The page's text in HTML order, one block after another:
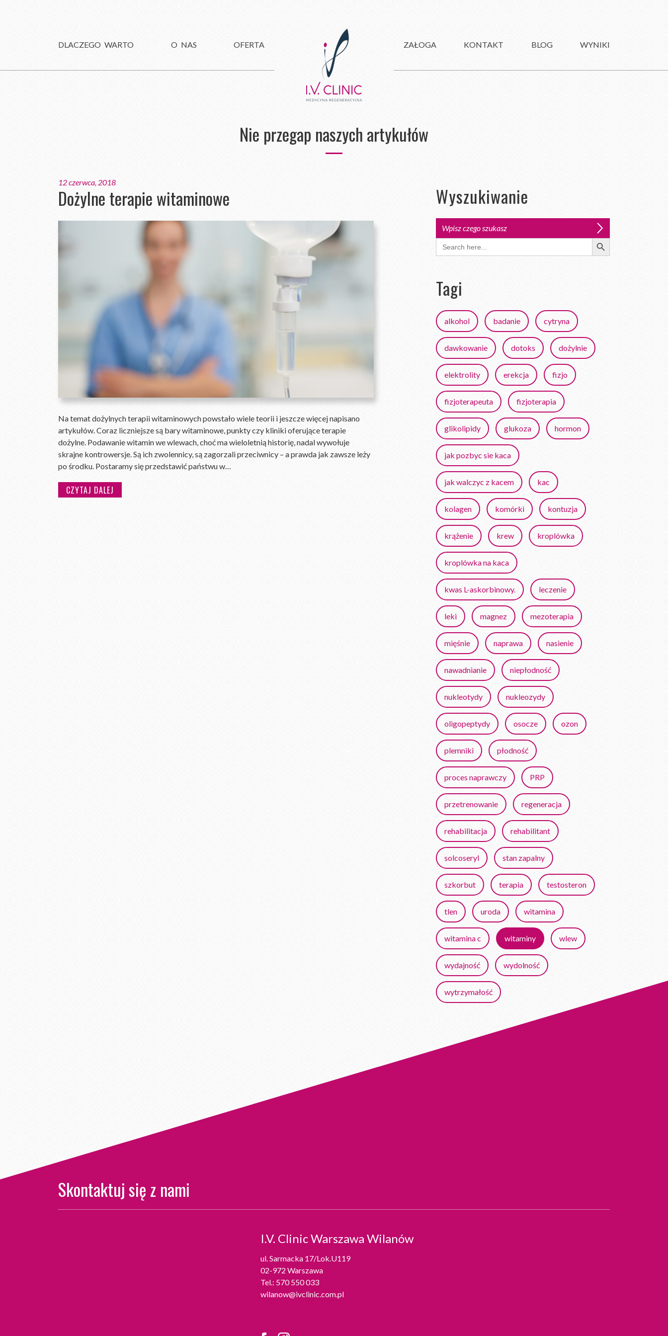
DLACZEGO WARTO O NAS OFERTA ZAŁOGA KONTAKT BLOG WYNIKI
Nie przegap naszych artykułów
12 czerwca, 2018
Dożylne terapie witaminowe
Na temat dożylnych terapii witaminowych powstało wiele teorii i jeszcze więcej napisano
artykułów. Coraz liczniejsze są bary witaminowe, punkty czy kliniki oferujące terapie
dożylne. Podawanie witamin we wlewach, choć ma wieloletnią historię, nadal wywołuje
skrajne kontrowersje. Są ich zwolennicy, są zagorzali przeciwnicy – a prawda jak zawsze leży
po środku. Postaramy się przedstawić państwu w…
CZYTAJ DALEJ
Wyszukiwanie
Search
for:
Search Button
Tagi
alkohol badanie cytryna
dawkowanie dotoks dożylnie
elektrolity erekcja fizjo
fizjoterapeuta fizjoterapia
glikolipidy glukoza hormon
jak pozbyc sie kaca
jak walczyc z kacem kac
kolagen komórki kontuzja
krążenie krew kroplówka
kroplówka na kaca
kwas L-askorbinowy. leczenie
leki magnez mezoterapia
mięśnie naprawa nasienie
nawadnianie niepłodność
nukleotydy nukleozydy
oligopeptydy osocze ozon
plemniki płodność
proces naprawczy PRP
przetrenowanie regeneracja
rehabilitacja rehabilitant
solcoseryl stan zapalny
szkorbut terapia testosteron
tlen uroda witamina
witamina c witaminy wlew
wydajność wydolność
wytrzymałość
Skontaktuj się z nami
I.V. ClinicWarszawa Wilanów
ul. Sarmacka 17/Lok.U119
02-972 Warszawa
Tel.: 570 550 033
wilanow@ivclinic.com.pl